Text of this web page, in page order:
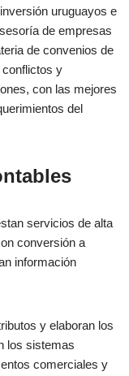
uruguayos e
de empresas
de convenios de
y
con las mejores
del
servicios de alta
conversión a
información
y elaboran los
los sistemas
comerciales y